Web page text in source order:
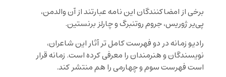
برخی از امضاکنندگان این نامه عبارتند از آن والدمن،
پی‌یر ژوریس، جروم روتنبرگ و چارلز برنستین.
رادیو زمانه در دو فهرست کامل تر آثار این شاعران،
نویسندگان و هنرمندان را معرفی کرده است. زمانه قرار
است فهرست سوم و چهارمی را هم منتشر کند.